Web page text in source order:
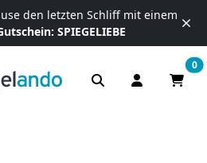
den letzten Schliff mit einem
SPIEGELIEBE
Anmelden /
0
beleuchtet – Dice